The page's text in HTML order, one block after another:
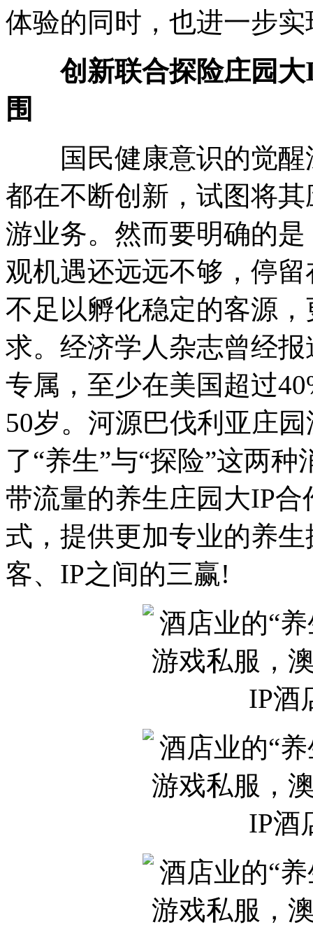
体验的同时，也进一步
创新联合探险庄园
围
国民健康意识的觉醒
都在不断创新，试图将
游业务。然而要明确的
观机遇还远远不够，停
不足以孵化稳定的客源
求。经济学人杂志曾经
专属，至少在美国超过
50岁。河源巴伐利亚庄
了“养生”与“探险”这两
带流量的养生庄园大IP
式，提供更加专业的养
客、IP之间的三赢!